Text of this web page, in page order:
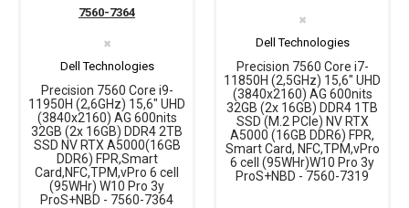
Precision 7560 Core i9-
11950H (2,6GHz) 15,6" UHD
(3840x2160) AG 600nits
32GB (2x 16GB) DDR4 2TB
SSD NV RTX A5000(16GB
DDR6) FPR,Smart
Card,NFC,TPM,vPro 6 cell
(95WHr) W10 Pro 3y
ProS+NBD - 7560-7364
Dell Technologies
✖
7560-7364
Precision 7560 Core i7-
11850H (2,5GHz) 15,6" UHD
(3840x2160) AG 600nits
32GB (2x 16GB) DDR4 1TB
SSD (M.2 PCIe) NV RTX
A5000 (16GB DDR6) FPR,
Smart Card, NFC,TPM,vPro
6 cell (95WHr)W10 Pro 3y
ProS+NBD - 7560-7319
Dell Technologies
✖